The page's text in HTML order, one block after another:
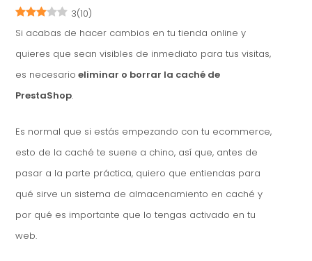
3(10)
Si acabas de hacer cambios en tu tienda online y
quieres que sean visibles de inmediato para tus visitas,
es necesario eliminar o borrar la caché de
PrestaShop.
Es normal que si estás empezando con tu ecommerce,
esto de la caché te suene a chino, así que, antes de
pasar a la parte práctica, quiero que entiendas para
qué sirve un sistema de almacenamiento en caché y
por qué es importante que lo tengas activado en tu
web.